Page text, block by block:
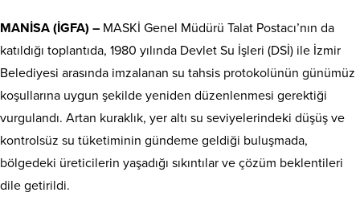
MANİSA (İGFA) – MASKİ Genel Müdürü Talat Postacı’nın da
katıldığı toplantıda, 1980 yılında Devlet Su İşleri (DSİ) ile İzmir
Belediyesi arasında imzalanan su tahsis protokolünün günümüz
koşullarına uygun şekilde yeniden düzenlenmesi gerektiği
vurgulandı. Artan kuraklık, yer altı su seviyelerindeki düşüş ve
kontrolsüz su tüketiminin gündeme geldiği buluşmada,
bölgedeki üreticilerin yaşadığı sıkıntılar ve çözüm beklentileri
dile getirildi.